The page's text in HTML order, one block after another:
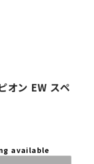
オン EW スペ
available